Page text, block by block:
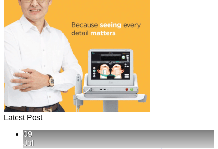
Latest Post
09
Jul